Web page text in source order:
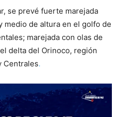
se prevé fuerte marejada
medio de altura en el golfo de
marejada con olas de
delta del Orinoco, región
Centrales.